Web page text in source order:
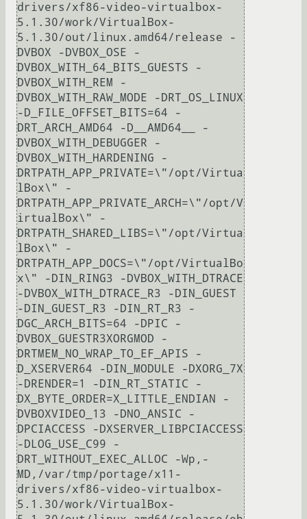
drivers/xf86-video-virtualbox-
5.1.30/work/VirtualBox-
5.1.30/out/linux.amd64/release -
DVBOX -DVBOX_OSE -
DVBOX_WITH_64_BITS_GUESTS -
DVBOX_WITH_REM -
DVBOX_WITH_RAW_MODE -DRT_OS_LINUX
-D_FILE_OFFSET_BITS=64 -
DRT_ARCH_AMD64 -D__AMD64__ -
DVBOX_WITH_DEBUGGER -
DVBOX_WITH_HARDENING -
DRTPATH_APP_PRIVATE=\"/opt/Virtua
lBox\" -
DRTPATH_APP_PRIVATE_ARCH=\"/opt/V
irtualBox\" -
DRTPATH_SHARED_LIBS=\"/opt/Virtua
lBox\" -
DRTPATH_APP_DOCS=\"/opt/VirtualBo
x\" -DIN_RING3 -DVBOX_WITH_DTRACE
-DVBOX_WITH_DTRACE_R3 -DIN_GUEST
-DIN_GUEST_R3 -DIN_RT_R3 -
DGC_ARCH_BITS=64 -DPIC -
DVBOX_GUESTR3XORGMOD -
DRTMEM_NO_WRAP_TO_EF_APIS -
D_XSERVER64 -DIN_MODULE -DXORG_7X
-DRENDER=1 -DIN_RT_STATIC -
DX_BYTE_ORDER=X_LITTLE_ENDIAN -
DVBOXVIDEO_13 -DNO_ANSIC -
DPCIACCESS -DXSERVER_LIBPCIACCESS
-DLOG_USE_C99 -
DRT_WITHOUT_EXEC_ALLOC -Wp,-
MD,/var/tmp/portage/x11-
drivers/xf86-video-virtualbox-
5.1.30/work/VirtualBox-